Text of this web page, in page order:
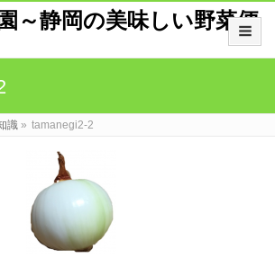
～静岡の美味しい野菜便
識 » tamanegi2-2